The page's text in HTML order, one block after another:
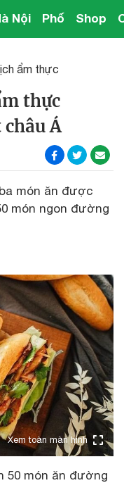
Nội Phố Shop
ẩm thực
thực
Á
món ăn được
món ngon đường
Xem toàn màn hình
50 món ăn đường